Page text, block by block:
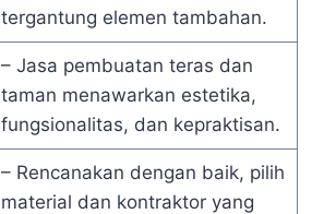
tergantung elemen tambahan.
– Jasa pembuatan teras dan
taman menawarkan estetika,
fungsionalitas, dan kepraktisan.
– Rencanakan dengan baik, pilih
material dan kontraktor yang